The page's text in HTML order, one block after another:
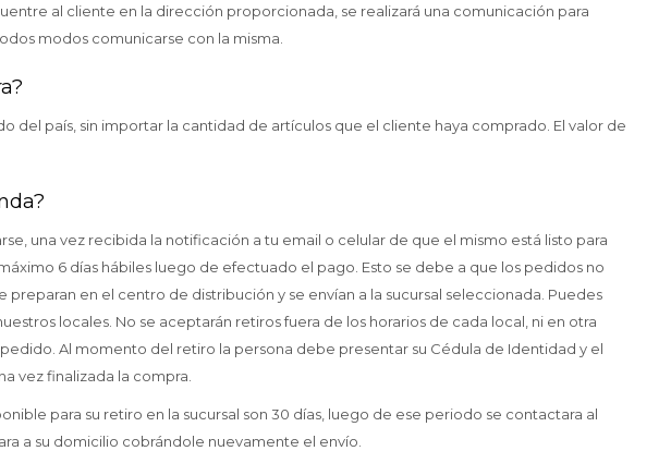
al cliente en la dirección proporcionada, se realizará una comunicación para
modos comunicarse con la misma.
del país, sin importar la cantidad de artículos que el cliente haya comprado. El valor de
una vez recibida la notificación a tu email o celular de que el mismo está listo para
6 días hábiles luego de efectuado el pago. Esto se debe a que los pedidos no
preparan en el centro de distribución y se envían a la sucursal seleccionada. Puedes
locales. No se aceptarán retiros fuera de los horarios de cada local, ni en otra
Al momento del retiro la persona debe presentar su Cédula de Identidad y el
vez finalizada la compra.
para su retiro en la sucursal son 30 días, luego de ese periodo se contactara al
a su domicilio cobrándole nuevamente el envío.